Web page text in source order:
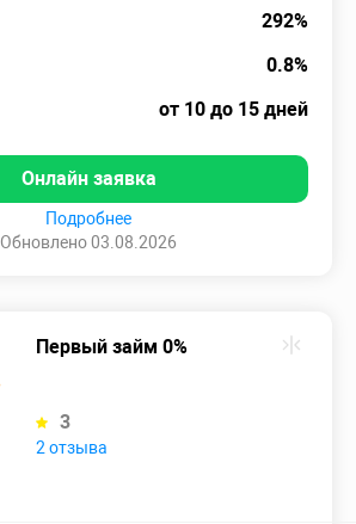
292%
0.8%
от 10 до 15 дней
Онлайн заявка
Подробнее
Обновлено 03.08.2026
Первый займ 0%
3
2 отзыва